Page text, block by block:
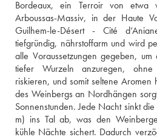
Bordeaux, ein Terroir von etwa
Arboussas-Massiv, in der Haute
Guilhem-le-Désert - Cité
tiefgründig, nährstoffarm und wird
alle Voraussetzungen gegeben,
tiefer Wurzeln anzuregen, ohne
riskieren, und somit seltene Aromen
des Weinbergs an Nordhängen
Sonnenstunden. Jede Nacht sinkt
m) ins Tal ab, was den
kühle Nächte sichert. Dadurch